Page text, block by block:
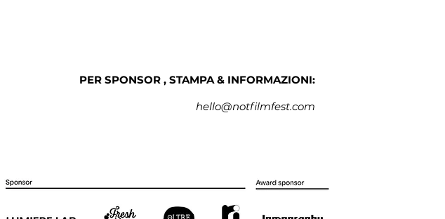
PER SPONSOR , STAMPA & INFORMAZIONI:
hello@notfilmfest.com